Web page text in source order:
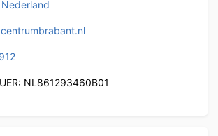
NL861293460B01